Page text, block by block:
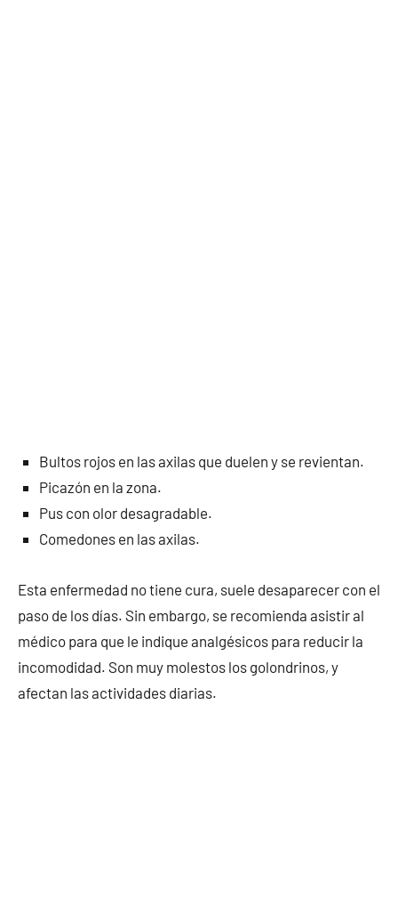
Bultos rojos en las axilas que duelen y se revientan.
Picazón en la zona.
Pus con olor desagradable.
Comedones en las axilas.
Esta enfermedad no tiene cura, suele desaparecer con el
paso de los días. Sin embargo, se recomienda asistir al
médico para que le indique analgésicos para reducir la
incomodidad. Son muy molestos los golondrinos, y
afectan las actividades diarias.